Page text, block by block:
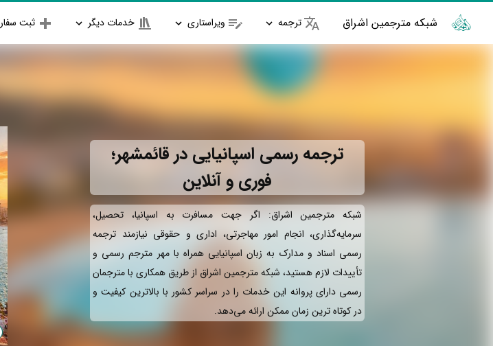
شبکه مترجمین اشراق ترجمه ویراستاری خدمات دیگر ثبت
ترجمه رسمی اسپانیایی در قائمشهر؛
فوری و آنلاین
شبکه مترجمین اشراق: اگر جهت مسافرت به اسپانیا، تحصیل،
سرمایه‌گذاری، انجام امور مهاجرتی، اداری و حقوقی نیازمند ترجمه
رسمی اسناد و مدارک به زبان اسپانیایی همراه با مهر مترجم رسمی و
تأییدات لازم هستید، شبکه مترجمین اشراق از طریق همکاری با مترجمان
رسمی دارای پروانه این خدمات را در سراسر کشور با بالاترین کیفیت و
در کوتاه ترین زمان ممکن ارائه می‌دهد.